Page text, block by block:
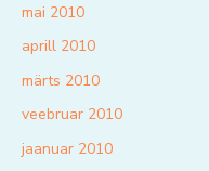
mai 2010
aprill 2010
märts 2010
veebruar 2010
jaanuar 2010